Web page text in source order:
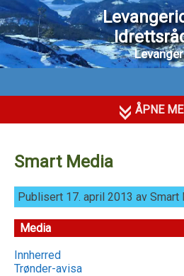
Levanger
ÅPNE
Smart Media
Publisert 17. april 2013 av Smart
Media
Innherred
Trønder-avisa